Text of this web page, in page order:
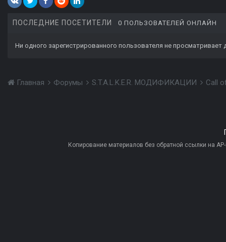
ПОСЛЕДНИЕ ПОСЕТИТЕЛИ 0 ПОЛЬЗОВАТЕЛЕЙ ОНЛАЙН
Ни одного зарегистрированного пользователя не просматривает
Главная Форумы S.T.A.L.K.E.R. МОДИФИКАЦИИ Call
Копирование материалов без обратной ссылки на